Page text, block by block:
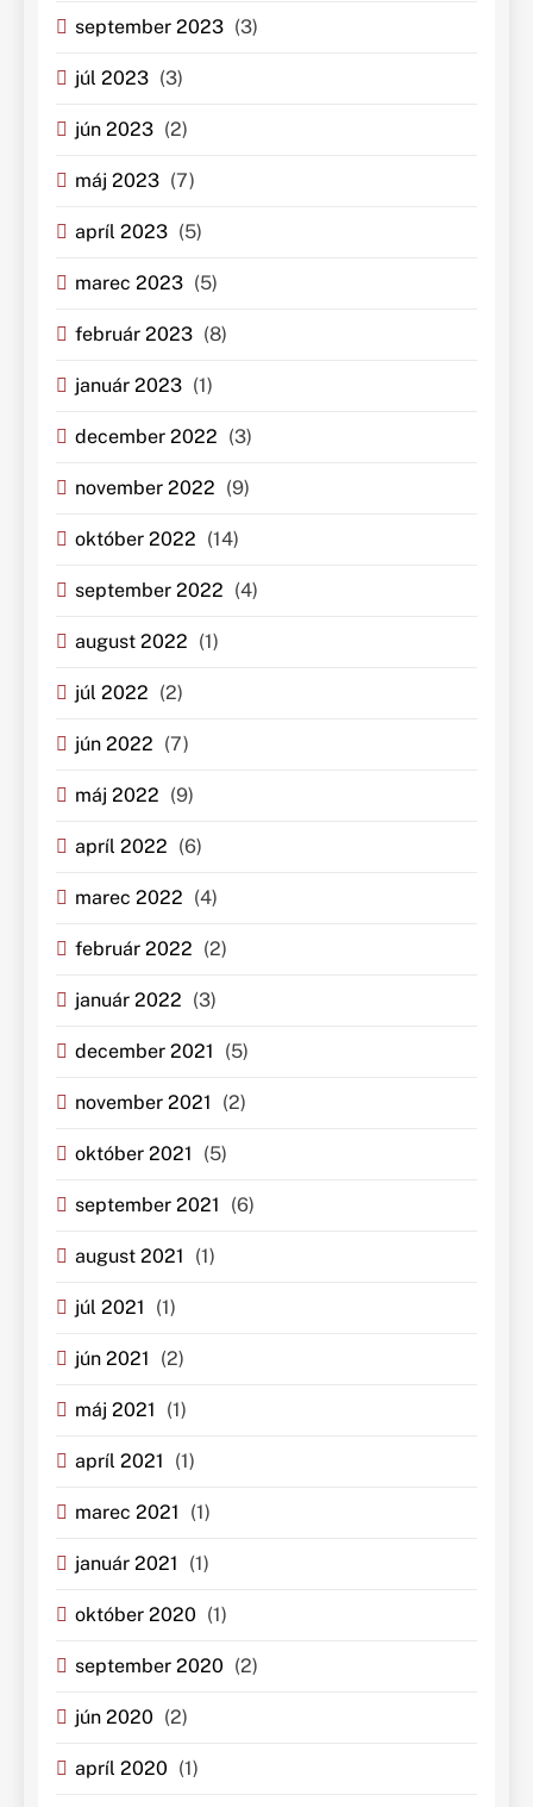
september 2023 (3)
júl 2023 (3)
jún 2023 (2)
máj 2023 (7)
apríl 2023 (5)
marec 2023 (5)
február 2023 (8)
január 2023 (1)
december 2022 (3)
november 2022 (9)
október 2022 (14)
september 2022 (4)
august 2022 (1)
júl 2022 (2)
jún 2022 (7)
máj 2022 (9)
apríl 2022 (6)
marec 2022 (4)
február 2022 (2)
január 2022 (3)
december 2021 (5)
november 2021 (2)
október 2021 (5)
september 2021 (6)
august 2021 (1)
júl 2021 (1)
jún 2021 (2)
máj 2021 (1)
apríl 2021 (1)
marec 2021 (1)
január 2021 (1)
október 2020 (1)
september 2020 (2)
jún 2020 (2)
apríl 2020 (1)